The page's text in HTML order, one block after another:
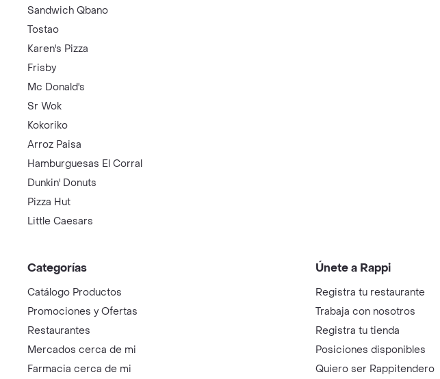
Sandwich Qbano
Tostao
Karen's Pizza
Frisby
Mc Donald's
Sr Wok
Kokoriko
Arroz Paisa
Hamburguesas El Corral
Dunkin' Donuts
Pizza Hut
Little Caesars
Categorías
Catálogo Productos
Promociones y Ofertas
Restaurantes
Mercados cerca de mi
Farmacia cerca de mi
Únete a Rappi
Registra tu restaurante
Trabaja con nosotros
Registra tu tienda
Posiciones disponibles
Quiero ser Rappitendero